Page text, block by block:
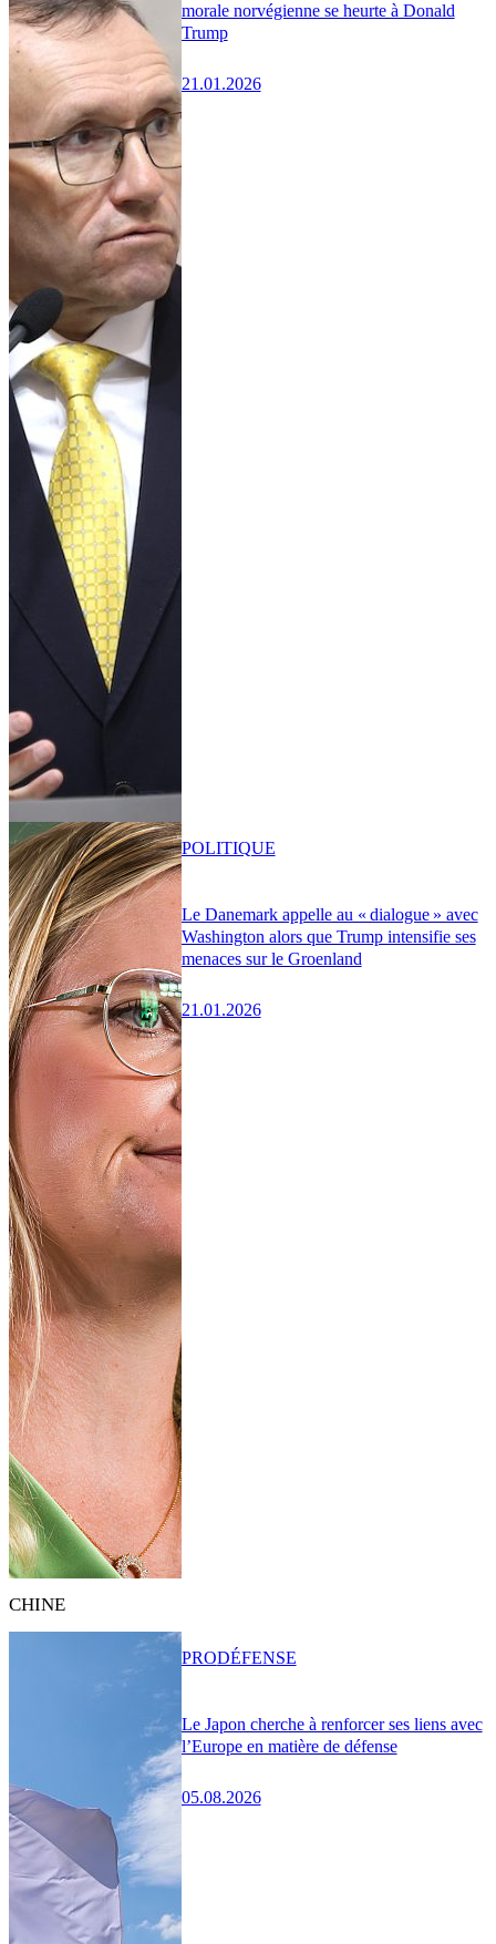
morale norvégienne se heurte à Donald
Trump
21.01.2026
Le Danemark appelle au « dialogue » avec
Washington alors que Trump intensifie ses
menaces sur le Groenland
21.01.2026
POLITIQUE
CHINE
Le Japon cherche à renforcer ses liens avec
l’Europe en matière de défense
05.08.2026
PRODÉFENSE